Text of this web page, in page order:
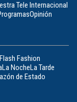
Tele Internacional
Opinión
Flash Fashion
La NocheLa Tarde
de Estado